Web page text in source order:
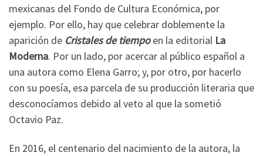
mexicanas del Fondo de Cultura Económica, por
ejemplo. Por ello, hay que celebrar doblemente la
aparición de Cristales de tiempoen la editorial La
Moderna. Por un lado, por acercar al público español a
una autora como Elena Garro; y, por otro, por hacerlo
con su poesía, esa parcela de su producción literaria que
desconocíamos debido al veto al que la sometió
Octavio Paz.
En 2016, el centenario del nacimiento de la autora, la